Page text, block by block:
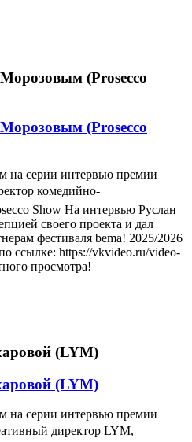
(Prosecco
(Prosecco
на серии интервью премии
комедийно-
Show На интервью Руслан
своего проекта и дал
фестиваля bema! 2025/2026
ссылке: https://vkvideo.ru/video-
просмотра!
(LYM)
(LYM)
на серии интервью премии
директор LYM,